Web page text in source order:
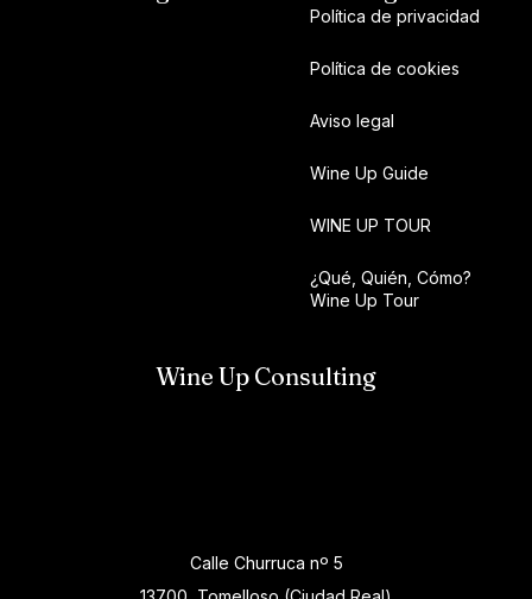
Política de privacidad
Política de cookies
Aviso legal
Wine Up Guide
WINE UP TOUR
¿Qué, Quién, Cómo?
Wine Up Tour
Wine Up Consulting
Calle Churruca nº 5